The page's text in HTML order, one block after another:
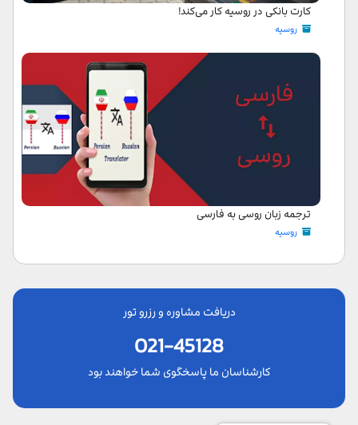
کارت بانکی در روسیه کار می‌کند!
روسیه
ترجمه زبان‌ روسی به فارسی
روسیه
دریافت مشاوره و رزرو تور
021-45128
کارشناسان ما پاسخگوی شما خواهند بود